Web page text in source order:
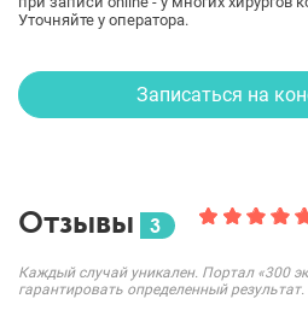
Уточняйте у оператора.
Записаться на
Отзывы 3
Каждый случай уникален. Портал «300
гарантировать определенный результат.